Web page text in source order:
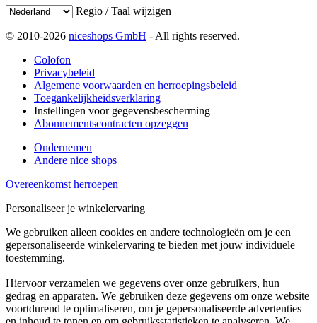
Regio / Taal wijzigen
© 2010-2026 niceshops GmbH - All rights reserved.
Colofon
Privacybeleid
Algemene voorwaarden en herroepingsbeleid
Toegankelijkheidsverklaring
Instellingen voor gegevensbescherming
Abonnementscontracten opzeggen
Ondernemen
Andere nice shops
Overeenkomst herroepen
Personaliseer je winkelervaring
We gebruiken alleen cookies en andere technologieën om je een
gepersonaliseerde winkelervaring te bieden met jouw individuele
toestemming.
Hiervoor verzamelen we gegevens over onze gebruikers, hun
gedrag en apparaten. We gebruiken deze gegevens om onze website
voortdurend te optimaliseren, om je gepersonaliseerde advertenties